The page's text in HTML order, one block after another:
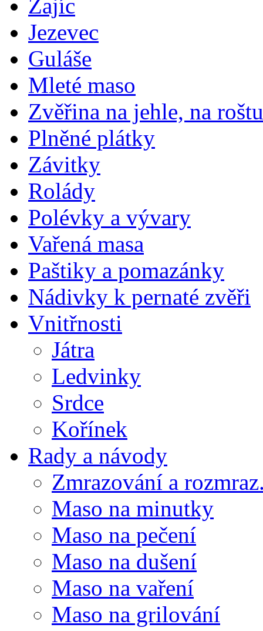
Zajíc
Jezevec
Guláše
Mleté maso
Zvěřina na jehle, na roštu
Plněné plátky
Závitky
Rolády
Polévky a vývary
Vařená masa
Paštiky a pomazánky
Nádivky k pernaté zvěři
Vnitřnosti
Játra
Ledvinky
Srdce
Kořínek
Rady a návody
Zmrazování a
Maso na minutky
Maso na pečení
Maso na dušení
Maso na vaření
Maso na grilování